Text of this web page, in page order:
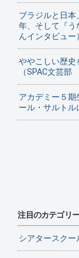
ブラジルと日
年、そして『う
んインタビュー
ややこしい歴
（SPAC文芸部
アカデミー５
ール・サルトル
注目のカテゴリ
シアタースクー